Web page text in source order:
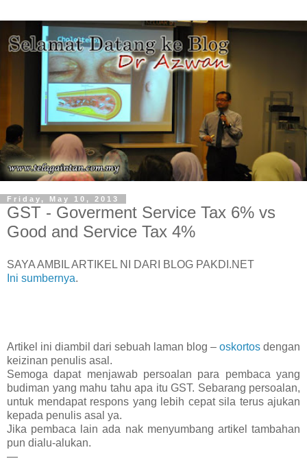
Friday, May 10, 2013
GST - Goverment Service Tax 6% vs
Good and Service Tax 4%
SAYA AMBIL ARTIKEL NI DARI BLOG PAKDI.NET
Ini sumbernya.
Artikel ini diambil dari sebuah laman blog – oskortos dengan
keizinan penulis asal.
Semoga dapat menjawab persoalan para pembaca yang
budiman yang mahu tahu apa itu GST. Sebarang persoalan,
untuk mendapat respons yang lebih cepat sila terus ajukan
kepada penulis asal ya.
Jika pembaca lain ada nak menyumbang artikel tambahan
pun dialu-alukan.
—